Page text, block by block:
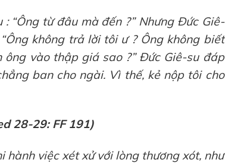
“Ông từ đâu mà đến ?” Nhưng Đức Giê-
không trả lời tôi ư ? Ông không biết
vào thập giá sao ?” Đức Giê-su đáp
ban cho ngài. Vì thế, kẻ nộp tôi cho
28-29: FF 191)
việc xét xử với lòng thương xót, như